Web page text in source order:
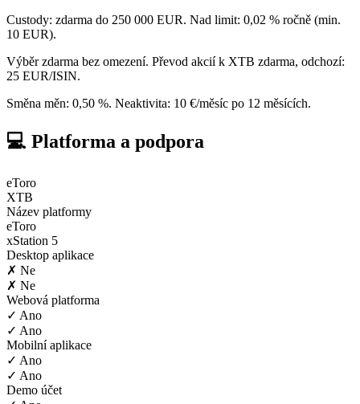
Custody: zdarma do 250 000 EUR. Nad limit: 0,02 % ročně (min.
10 EUR).
Výběr zdarma bez omezení. Převod akcií k XTB zdarma, odchozí:
25 EUR/ISIN.
Směna měn: 0,50 %. Neaktivita: 10 €/měsíc po 12 měsících.
💻 Platforma a podpora
eToro
XTB
Název platformy
eToro
xStation 5
Desktop aplikace
✗ Ne
✗ Ne
Webová platforma
✓ Ano
✓ Ano
Mobilní aplikace
✓ Ano
✓ Ano
Demo účet